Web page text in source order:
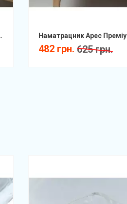
COTPRF
482 грн. 625 грн.